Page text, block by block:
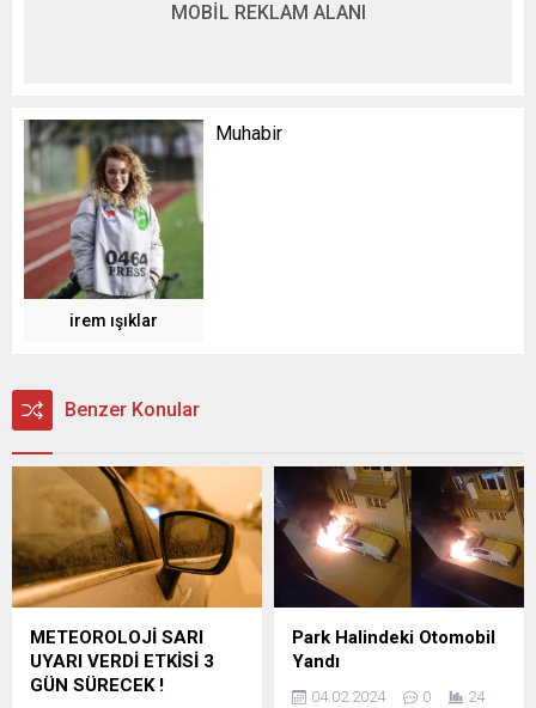
MOBİL REKLAM ALANI
irem ışıklar
Muhabir
Benzer Konular
METEOROLOJİ SARI
UYARI VERDİ ETKİSİ 3
GÜN SÜRECEK !
Park Halindeki Otomobil
Yandı
04.02.2024 0 24